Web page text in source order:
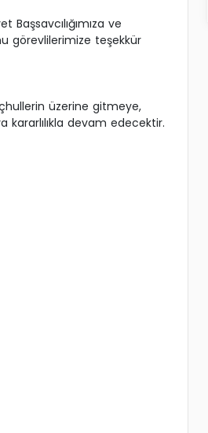
ve
görevlilerimize teşekkür
üzerine gitmeye,
devam edecektir.